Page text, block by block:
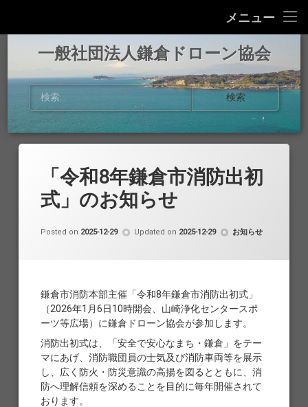
メニュー
事業内容
お知らせ
活動報告
協会概要
お問い合わせ
一般社団法人鎌倉ドローン協会
「令和8年鎌倉市消防出初
式」のお知らせ
Posted on 2025-12-29 Updated on 2025-12-29
by 鎌倉ドローン協会
カテゴリー:
お知らせ
鎌倉市消防本部主催「令和8年鎌倉市消防出初式」
（2026年1月6日10時開会、山崎浄化センタースポ
ーツ等広場）に鎌倉ドローン協会が参加します。
消防出初式は、「安全で安心なまち・鎌倉」をテー
マにあげ、消防職団員の士気及び消防車両等を展示
し、広く防火・防災意識の高揚を図るとともに、消
防へ理解信頼を深めることを目的に毎年開催されて
おります。